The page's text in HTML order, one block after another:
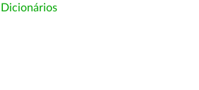
Dicionários